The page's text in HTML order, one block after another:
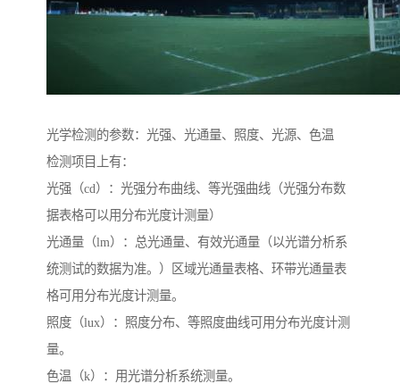
光学检测的参数：光强、光通量、照度、光源、色温
检测项目上有：
光强（cd）：光强分布曲线、等光强曲线（光强分布数
据表格可以用分布光度计测量）
光通量（lm）：总光通量、有效光通量（以光谱分析系
统测试的数据为准。）区域光通量表格、环带光通量表
格可用分布光度计测量。
照度（lux）：照度分布、等照度曲线可用分布光度计测
量。
色温（k）：用光谱分析系统测量。